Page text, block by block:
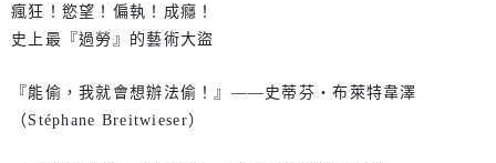
瘋狂！慾望！偏執！成癮！
史上最『過勞』的藝術大盜
『能偷，我就會想辦法偷！』——史蒂芬‧布萊特韋澤
（Stéphane Breitwieser）